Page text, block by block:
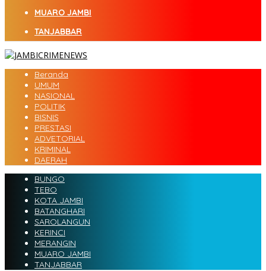
MUARO JAMBI
TANJABBAR
Beranda
UMUM
NASIONAL
POLITIK
BISNIS
PRESTASI
ADVETORIAL
KRIMINAL
DAERAH
BUNGO
TEBO
KOTA JAMBI
BATANGHARI
SAROLANGUN
KERINCI
MERANGIN
MUARO JAMBI
TANJABBAR